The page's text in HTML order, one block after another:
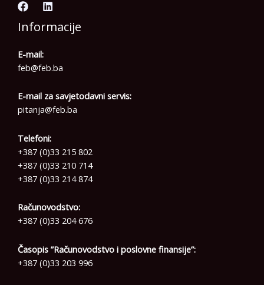
Informacije
E-mail:
feb@feb.ba
E-mail za savjetodavni servis:
pitanja@feb.ba
Telefoni:
+387 (0)33 215 802
+387 (0)33 210 714
+387 (0)33 214 874
Računovodstvo:
+387 (0)33 204 676
Časopis ”Računovodstvo i poslovne finansije”:
+387 (0)33 203 996